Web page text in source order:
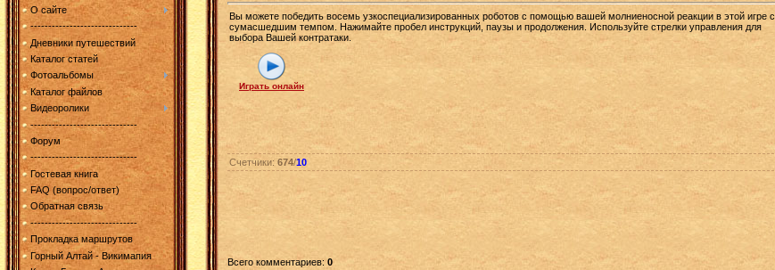
О сайте
------------------------------
Дневники путешествий
Каталог статей
Фотоальбомы
Каталог файлов
Видеоролики
------------------------------
Форум
------------------------------
Гостевая книга
FAQ (вопрос/ответ)
Обратная связь
------------------------------
Прокладка маршрутов
Горный Алтай - Викимапия
Вы можете победить восемь узкоспециализированных роботов с помощью вашей молниеносной реакции в этой игре с
сумасшедшим темпом. Нажимайте пробел инструкций, паузы и продолжения. Используйте стрелки управления для
выбора Вашей контратаки.
Играть онлайн
Счетчики: 674/10
Всего комментариев: 0